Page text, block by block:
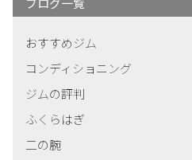
おすすめジム
コンディショニング
ジムの評判
ふくらはぎ
二の腕